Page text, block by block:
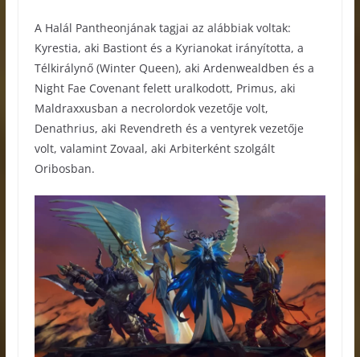
A Halál Pantheonjának tagjai az alábbiak voltak:
Kyrestia, aki Bastiont és a Kyrianokat irányította, a
Télkirálynő (Winter Queen), aki Ardenwealdben és a
Night Fae Covenant felett uralkodott, Primus, aki
Maldraxxusban a necrolordok vezetője volt,
Denathrius, aki Revendreth és a ventyrek vezetője
volt, valamint Zovaal, aki Arbiterként szolgált
Oribosban.